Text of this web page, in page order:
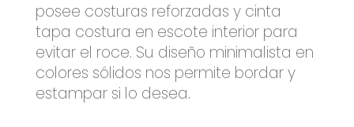
posee costuras reforzadas y cinta
tapa costura en escote interior para
evitar el roce. Su diseño minimalista en
colores sólidos nos permite bordar y
estampar si lo desea.